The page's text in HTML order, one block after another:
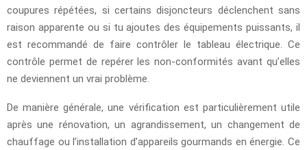
coupures répétées, si certains disjoncteurs déclenchent sans
raison apparente ou si tu ajoutes des équipements puissants, il
est recommandé de faire contrôler le tableau électrique. Ce
contrôle permet de repérer les non-conformités avant qu’elles
ne deviennent un vrai problème.
De manière générale, une vérification est particulièrement utile
après une rénovation, un agrandissement, un changement de
chauffage ou l’installation d’appareils gourmands en énergie. Ce